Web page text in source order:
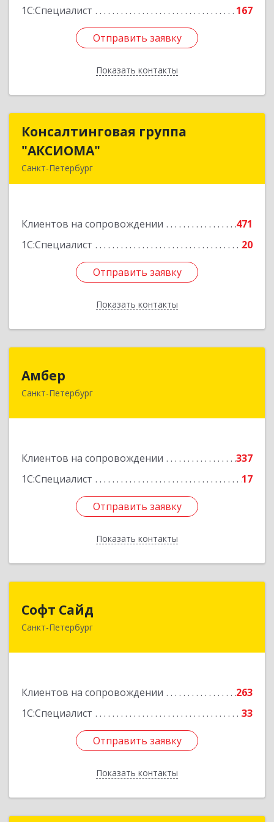
1С:Специалист 167
Отправить заявку
Показать контакты
Отправить заявку
Назад
Консалтинговая группа
"АКСИОМА"
Санкт-Петербург
Клиентов на сопровождении
471
1С:Специалист
20
Отправить заявку
Показать контакты
Консалтинговая группа
Подробнее
Отправить заявку
Назад
Амбер
Санкт-Петербург
Клиентов на сопровождении
337
1С:Специалист
17
Отправить заявку
Показать контакты
191119, Санкт-Петербург г, Правды ул, дом №
Отправить заявку
Назад
Софт Сайд
Санкт-Петербург
Клиентов на сопровождении
263
1С:Специалист
33
Отправить заявку
Показать контакты
190020, Санкт-Петербург г, Рижский пр, дом №
Отправить заявку
Назад